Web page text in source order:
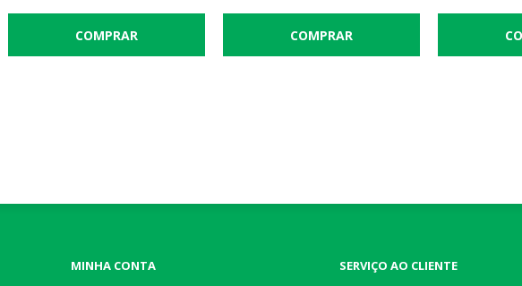
MINHA CONTA SERVIÇO AO CLIENTE